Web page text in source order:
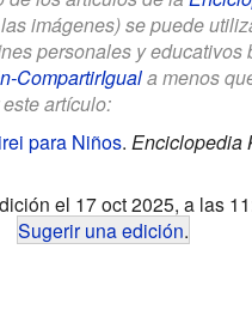
imágenes) se puede
personales y educativos
CompartirIguala menos
artículo:
para Niños. Enciclopedia
el 17 oct 2025, a las
Sugerir una edición.